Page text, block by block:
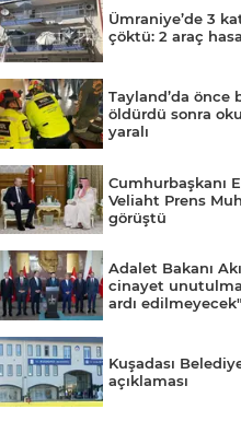
Ümraniye’de 3
çöktü: 2 araç
Tayland’da önce
öldürdü sonra
yaralı
Cumhurbaşkanı
Veliaht Prens
görüştü
Adalet Bakanı
cinayet
ardı edilmeyecek"
Kuşadası
açıklaması